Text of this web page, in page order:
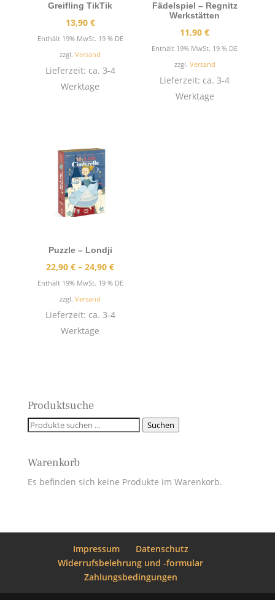
Greifling TikTik
13,90 €
Enthält 19% MwSt. 19 % DE
zzgl.Versand
Lieferzeit: ca. 3-4
Werktage
Fädelspiel – Regnitz
Werkstätten
11,90€
Enthält 19% MwSt. 19 % DE
zzgl. Versand
Lieferzeit: ca. 3-4
Werktage
Puzzle – Londji
22,90€ –24,90€Preisspanne:
22,90 €
24,90 €
Enthält 19% MwSt. 19 % DE
zzgl.Versand
Lieferzeit: ca. 3-4
Werktage
Produktsuche
Suchen
Suchen
Warenkorb
Es befinden sich keine Produkte im Warenkorb.
Impressum
Datenschutz
Widerrufsbelehrung und -formular
Zahlungsbedingungen